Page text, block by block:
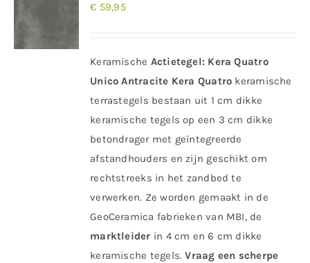
€ 59,95
Keramische Actietegel: Kera Quatro
Unico Antracite Kera Quatro keramische
terrastegels bestaan uit 1 cm dikke
keramische tegels op een 3 cm dikke
betondrager met geïntegreerde
afstandhouders en zijn geschikt om
rechtstreeks in het zandbed te
verwerken. Ze worden gemaakt in de
GeoCeramica fabrieken van MBI, de
marktleider in 4 cm en 6 cm dikke
keramische tegels.Vraag een scherpe